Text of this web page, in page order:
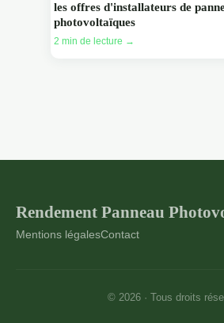
les offres d'installateurs de
photovoltaïques
2 min de lecture →
Rendement Panneau
Mentions légalesContact
© 2026 · Tous droits